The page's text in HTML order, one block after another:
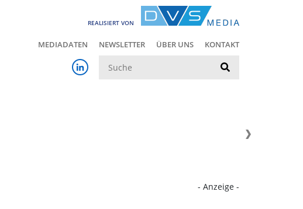
REALISIERT VON
MEDIADATEN NEWSLETTER ÜBER UNS KONTAKT
- Anzeige -